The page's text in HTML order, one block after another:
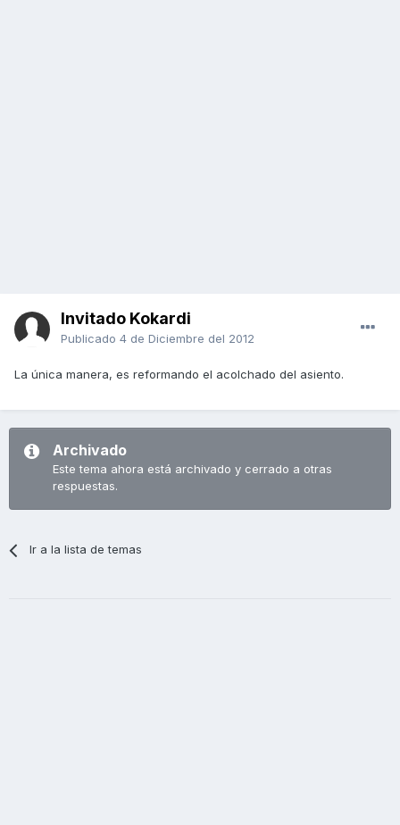
Invitado Kokardi
Publicado 4 de Diciembre del 2012
La única manera, es reformando el acolchado del asiento.
Archivado
Este tema ahora está archivado y cerrado a otras
respuestas.
Ir a la lista de temas